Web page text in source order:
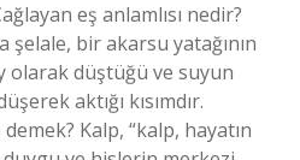
eş anlamlısı nedir?
şelale, bir akarsu yatağının
olarak düştüğü ve suyun
aktığı kısımdır.
Kalp, “kalp, hayatın